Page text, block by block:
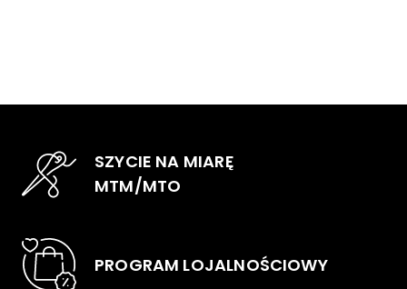
SZYCIE NA MIARĘ
MTM/MTO
PROGRAM LOJALNOŚCIOWY